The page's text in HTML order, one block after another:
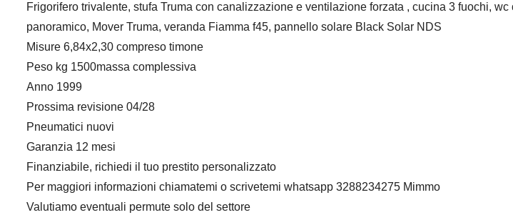
Frigorifero trivalente, stufa Truma con canalizzazione e ventilazione forzata , cucina 3 fuochi,
panoramico, Mover Truma, veranda Fiamma f45, pannello solare Black Solar NDS
Misure 6,84x2,30 compreso timone
Peso kg 1500massa complessiva
Anno 1999
Prossima revisione 04/28
Pneumatici nuovi
Garanzia 12 mesi
Finanziabile, richiedi il tuo prestito personalizzato
Per maggiori informazioni chiamatemi o scrivetemi whatsapp 3288234275 Mimmo
Valutiamo eventuali permute solo del settore